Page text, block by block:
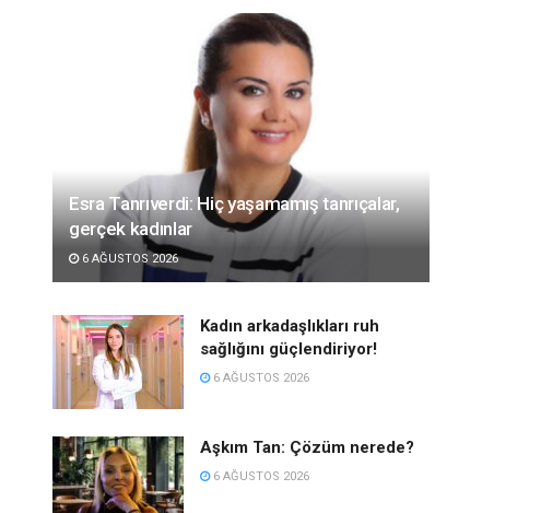
Esra Tanrıverdi: Hiç yaşamamış tanrıçalar,
gerçek kadınlar
6 AĞUSTOS 2026
Kadın arkadaşlıkları ruh
sağlığını güçlendiriyor!
6 AĞUSTOS 2026
Aşkım Tan: Çözüm nerede?
6 AĞUSTOS 2026